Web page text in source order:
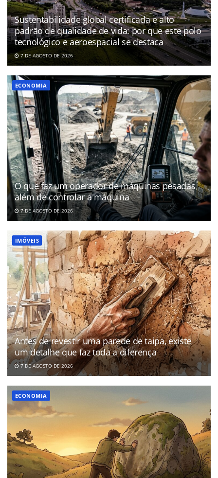
Sustentabilidade global certificada e alto
padrão de qualidade de vida: por que este polo
tecnológico e aeroespacial se destaca
7 DE AGOSTO DE 2026
ECONOMIA
O que faz um operador de máquinas pesadas
além de controlar a máquina
7 DE AGOSTO DE 2026
IMÓVEIS
Antes de revestir uma parede de taipa, existe
um detalhe que faz toda a diferença
7 DE AGOSTO DE 2026
ECONOMIA